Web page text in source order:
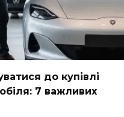
до купівлі
7 важливих